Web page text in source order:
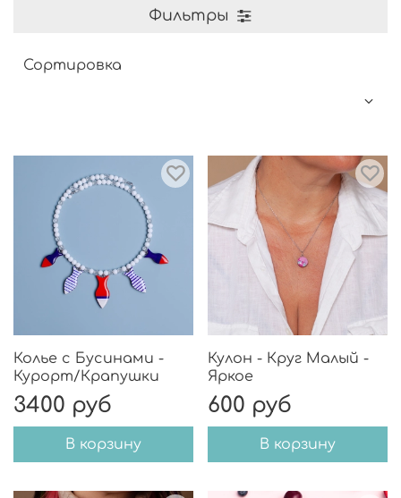
Фильтры
Колье с Бусинами -
Курорт/Крапушки
3400 руб
В корзину
Кулон - Круг Малый -
Яркое
600 руб
В корзину